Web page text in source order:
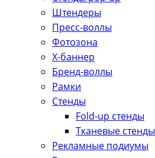
Штендеры
Пресс-воллы
Фотозона
Х-баннер
Бренд-воллы
Рамки
Стенды
Fold-up стенды
Тканевые стенды
Рекламные подиумы